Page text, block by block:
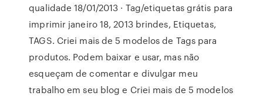
qualidade 18/01/2013 · Tag/etiquetas grátis para
imprimir janeiro 18, 2013 brindes, Etiquetas,
TAGS. Criei mais de 5 modelos de Tags para
produtos. Podem baixar e usar, mas não
esqueçam de comentar e divulgar meu
trabalho em seu blog e Criei mais de 5 modelos